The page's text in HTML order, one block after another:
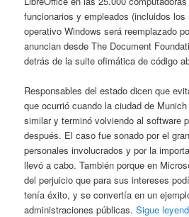
funcionarios y empleados (incluidos
operativo Windows será reemplazado
anuncian desde The Document
detrás de la suite ofimática de código
Responsables del estado dicen que
que ocurrió cuando la ciudad de
similar y terminó volviendo al software
después. El caso fue sonado por el
personales involucrados y por la
llevó a cabo. También porque en
del perjuicio que para sus intereses
tenía éxito, y se convertía en un
administraciones públicas. Sigue